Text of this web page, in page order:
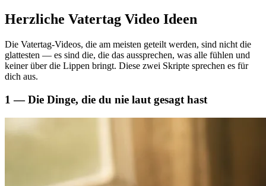
Herzliche Vatertag Video Ideen
Die Vatertag-Videos, die am meisten geteilt werden, sind nicht die
glattesten — es sind die, die das aussprechen, was alle fühlen und
keiner über die Lippen bringt. Diese zwei Skripte sprechen es für
dich aus.
1 — Die Dinge, die du nie laut gesagt hast